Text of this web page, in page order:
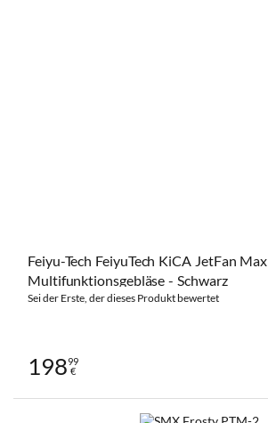
Feiyu-Tech FeiyuTech KiCA JetFan Max
Multifunktionsgebläse - Schwarz
Sei der Erste, der dieses Produkt bewertet
19899
€